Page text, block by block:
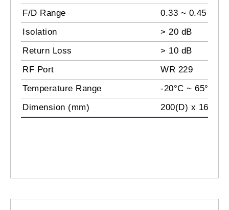
F/D Range
0.33 ~ 0.45
Isolation
> 20 dB
Return Loss
> 10 dB
RF Port
WR 229
Temperature Range
-20°C ~ 65°C
Dimension (mm)
200(D) x